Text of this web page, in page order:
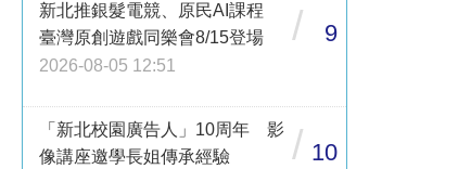
新北推銀髮電競、原民AI課程
臺灣原創遊戲同樂會8/15登場
2026-08-05 12:51
/ 9
「新北校園廣告人」10周年 影
像講座邀學長姐傳承經驗
/ 10